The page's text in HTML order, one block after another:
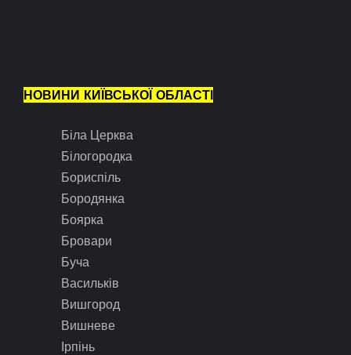
НОВИНИ КИЇВСЬКОЇ ОБЛАСТІ
Біла Церква
Білогородка
Бориспіль
Бородянка
Боярка
Бровари
Буча
Васильків
Вишгород
Вишневе
Ірпінь